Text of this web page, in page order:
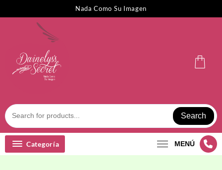
Nada Como Su Imagen
Search
Categoría MENÚ